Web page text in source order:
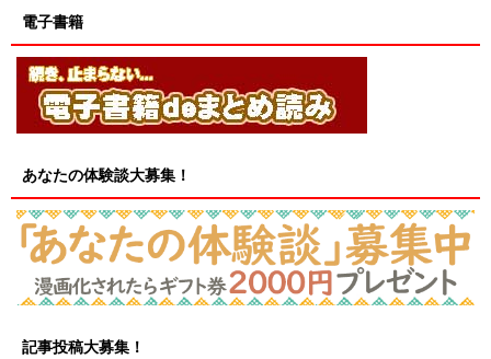
電子書籍
あなたの体験談大募集！
記事投稿大募集！